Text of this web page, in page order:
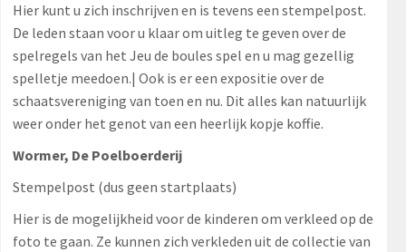
Hier kunt u zich inschrijven en is tevens een stempelpost.
De leden staan voor u klaar om uitleg te geven over de
spelregels van het Jeu de boules spel en u mag gezellig
spelletje meedoen.| Ook is er een expositie over de
schaatsvereniging van toen en nu. Dit alles kan natuurlijk
weer onder het genot van een heerlijk kopje koffie.
Wormer, De Poelboerderij
Stempelpost (dus geen startplaats)
Hier is de mogelijkheid voor de kinderen om verkleed op de
foto te gaan. Ze kunnen zich verkleden uit de collectie van